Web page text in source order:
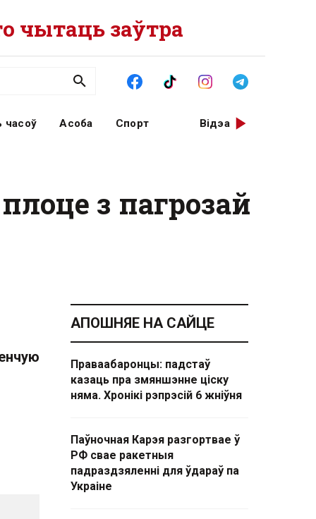
чытаць заўтра
часоў Асоба Спорт Відэа
з пагрозай
АПОШНЯЕ НА САЙЦЕ
Праваабаронцы: падстаў
казаць пра змяншэнне ціску
няма. Хронікі рэпрэсій 6 жніўня
Паўночная Карэя разгортвае ў
РФ свае ракетныя
падраздзяленні для ўдараў па
Украіне